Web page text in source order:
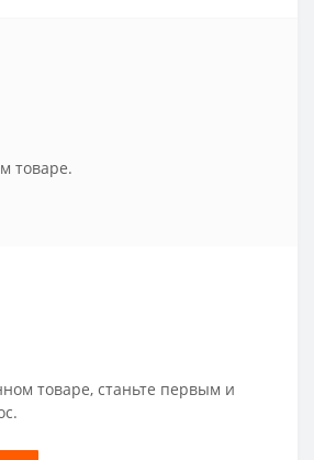
товаре.
товаре, станьте первым и